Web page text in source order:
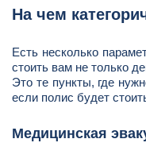
На чем
Есть несколько
стоить вам не только
Это те пункты, где
если полис будет
Медицинская